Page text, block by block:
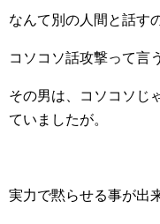
なんて別の人間と話す
コソコソ話攻撃って言
その男は、コソコソじ
ていましたが。
実力で黙らせる事が出